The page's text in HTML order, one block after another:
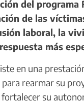
del
de las
laboral, la
más
en una
rearmar su
su